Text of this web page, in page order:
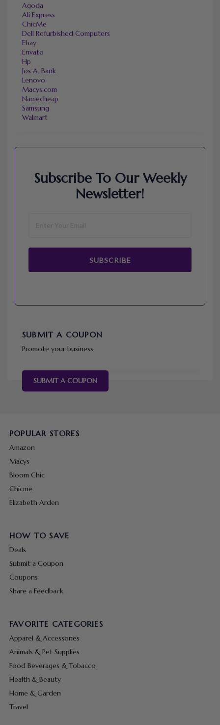
Agoda
Ali Express
ChicMe
Dell Refurbished Computers
Ebay
Envato
Hp
Jos A. Bank
Lenovo
Macys.com
Namecheap
Samsung
Walmart
Subscribe To Our Weekly
Newsletter!
SUBSCRIBE
SUBMIT A COUPON
Promote your business
SUBMIT A COUPON
POPULAR STORES
Amazon
Macys
Bloom Chic
Chicme
Elizabeth Arden
HOW TO SAVE
Deals
Submit a Coupon
Coupons
Share a Feedback
FAVORITE CATEGORIES
Apparel & Accessories
Animals & Pet Supplies
Food Beverages & Tobacco
Health & Beauty
Home & Garden
Travel